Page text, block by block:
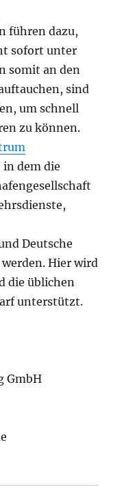
führen dazu,
sofort unter
somit an den
sind
um schnell
zu können.
dem die
Deutsche
Hier wird
die üblichen
unterstützt.
GmbH